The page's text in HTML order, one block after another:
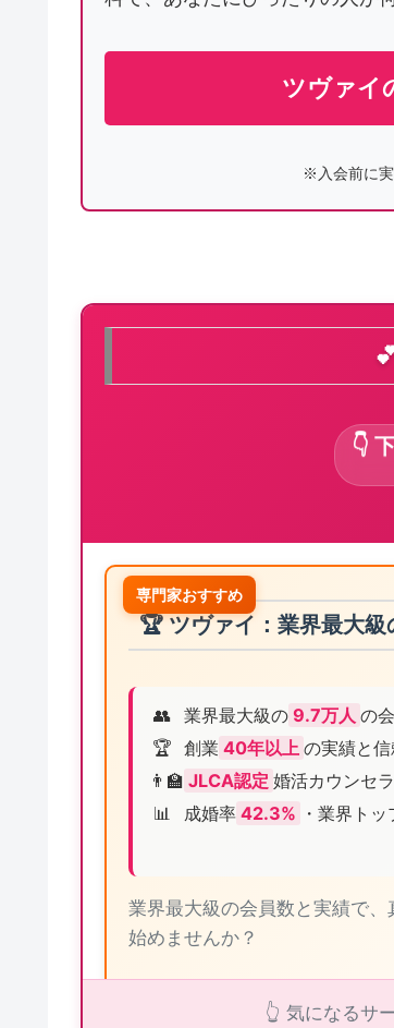
ツヴァイ
※入会前に
👇
🏆 ツヴァイ：業界最大級
専門家おすすめ
👥 業界最大級の 9.7万人 の
🏆 創業 40年以上 の実績と
👨‍🏫 JLCA認定 婚活カウンセ
📊
成婚率 42.3% ・業界ト
業界最大級の会員数と実績で
始めませんか？
👆 気になるサ